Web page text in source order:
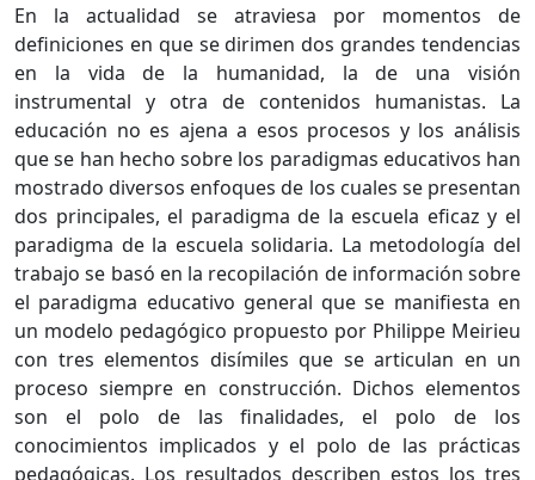
En la actualidad se atraviesa por momentos de
definiciones en que se dirimen dos grandes tendencias
en la vida de la humanidad, la de una visión
instrumental y otra de contenidos humanistas. La
educación no es ajena a esos procesos y los análisis
que se han hecho sobre los paradigmas educativos han
mostrado diversos enfoques de los cuales se presentan
dos principales, el paradigma de la escuela eficaz y el
paradigma de la escuela solidaria. La metodología del
trabajo se basó en la recopilación de información sobre
el paradigma educativo general que se manifiesta en
un modelo pedagógico propuesto por Philippe Meirieu
con tres elementos disímiles que se articulan en un
proceso siempre en construcción. Dichos elementos
son el polo de las finalidades, el polo de los
conocimientos implicados y el polo de las prácticas
pedagógicas. Los resultados describen estos los tres